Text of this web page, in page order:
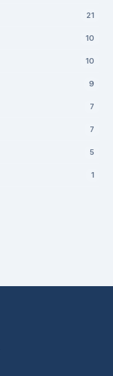
21
10
10
9
7
7
5
1